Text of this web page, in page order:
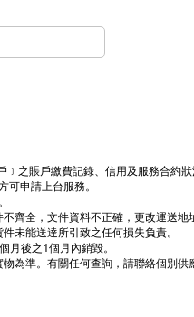
之賬戶繳費記錄、信用及服務合約
可申請上台服務。
齊全，文件資料不正確，更改運送
未能送達所引致之任何損失負責。
月後之1個月內銷毀。
為準。有關任何查詢，請聯絡個別供